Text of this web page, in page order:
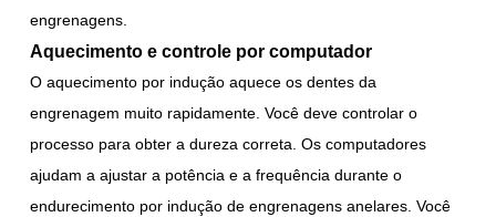
engrenagens.
Aquecimento e controle por computador
O aquecimento por indução aquece os dentes da
engrenagem muito rapidamente. Você deve controlar o
processo para obter a dureza correta. Os computadores
ajudam a ajustar a potência e a frequência durante o
endurecimento por indução de engrenagens anelares. Você